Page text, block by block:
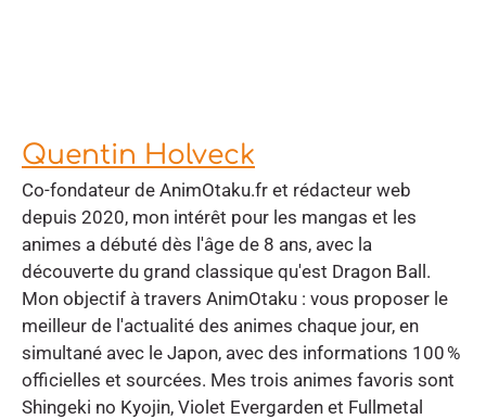
Quentin Holveck
Co-fondateur de AnimOtaku.fr et rédacteur web
depuis 2020, mon intérêt pour les mangas et les
animes a débuté dès l'âge de 8 ans, avec la
découverte du grand classique qu'est Dragon Ball.
Mon objectif à travers AnimOtaku : vous proposer le
meilleur de l'actualité des animes chaque jour, en
simultané avec le Japon, avec des informations 100 %
officielles et sourcées. Mes trois animes favoris sont
Shingeki no Kyojin, Violet Evergarden et Fullmetal